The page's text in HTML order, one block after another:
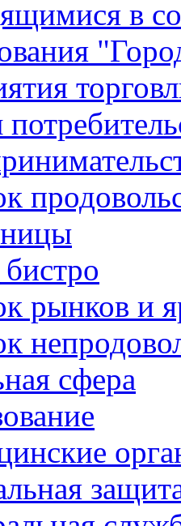
в
рынков и
сфера